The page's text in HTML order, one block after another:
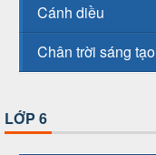
Cánh diều
Chân trời sáng tạo
LỚP 6